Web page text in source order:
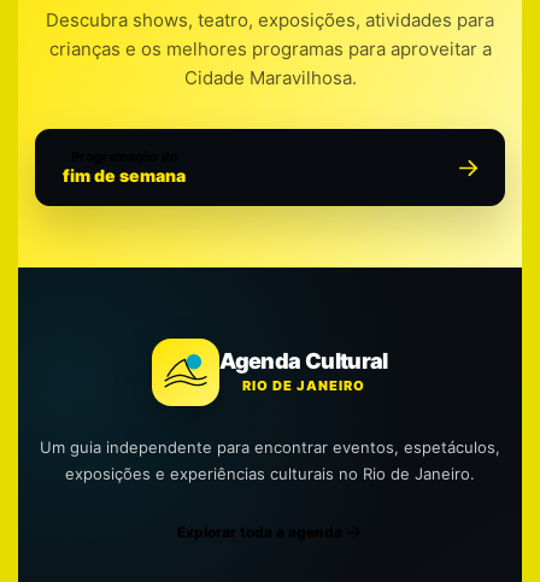
Descubra shows, teatro, exposições, atividades para
crianças e os melhores programas para aproveitar a
Cidade Maravilhosa.
fim de semana
Agenda Cultural
RIO DE JANEIRO
Um guia independente para encontrar eventos, espetáculos,
exposições e experiências culturais no Rio de Janeiro.
Explorar toda a agenda